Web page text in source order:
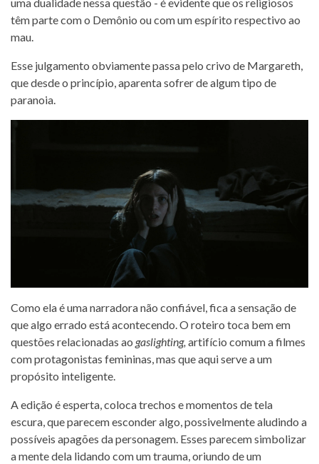
têm parte com o Demônio ou com um espírito respectivo ao
mau.
Esse julgamento obviamente passa pelo crivo de Margareth,
que desde o princípio, aparenta sofrer de algum tipo de
paranoia.
Como ela é uma narradora não confiável, fica a sensação de
que algo errado está acontecendo. O roteiro toca bem em
questões relacionadas ao gaslighting, artifício comum a filmes
com protagonistas femininas, mas que aqui serve a um
propósito inteligente.
A edição é esperta, coloca trechos e momentos de tela
escura, que parecem esconder algo, possivelmente aludindo a
possíveis apagões da personagem. Esses parecem simbolizar
a mente dela lidando com um trauma, oriundo de um